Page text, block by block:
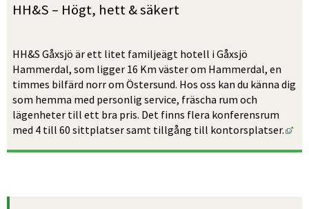
HH&S – Högt, hett & säkert
HH&S Gåxsjö är ett litet familjeägt hotell i Gåxsjö
Hammerdal, som ligger 16 Km väster om Hammerdal, en
timmes bilfärd norr om Östersund. Hos oss kan du känna dig
som hemma med personlig service, fräscha rum och
lägenheter till ett bra pris. Det finns flera konferensrum
med 4 till 60 sittplatser samt tillgång till kontorsplatser.